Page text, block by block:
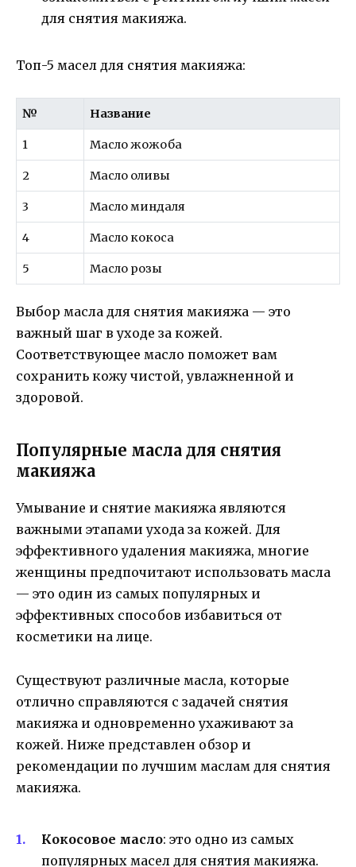
для снятия макияжа.
Топ-5 масел для снятия макияжа:
№ Название
1 Масло жожоба
2 Масло оливы
3 Масло миндаля
4 Масло кокоса
5 Масло розы
Выбор масла для снятия макияжа — это
важный шаг в уходе за кожей.
Соответствующее масло поможет вам
сохранить кожу чистой, увлажненной и
здоровой.
Популярные масла для снятия
макияжа
Умывание и снятие макияжа являются
важными этапами ухода за кожей. Для
эффективного удаления макияжа, многие
женщины предпочитают использовать масла
— это один из самых популярных и
эффективных способов избавиться от
косметики на лице.
Существуют различные масла, которые
отлично справляются с задачей снятия
макияжа и одновременно ухаживают за
кожей. Ниже представлен обзор и
рекомендации по лучшим маслам для снятия
макияжа.
Кокосовое масло: это одно из самых
популярных масел для снятия макияжа.